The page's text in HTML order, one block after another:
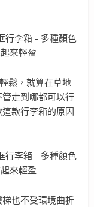
鬆，就算在草地
走到哪都可以行
款行李箱的原因
也不受環境曲折